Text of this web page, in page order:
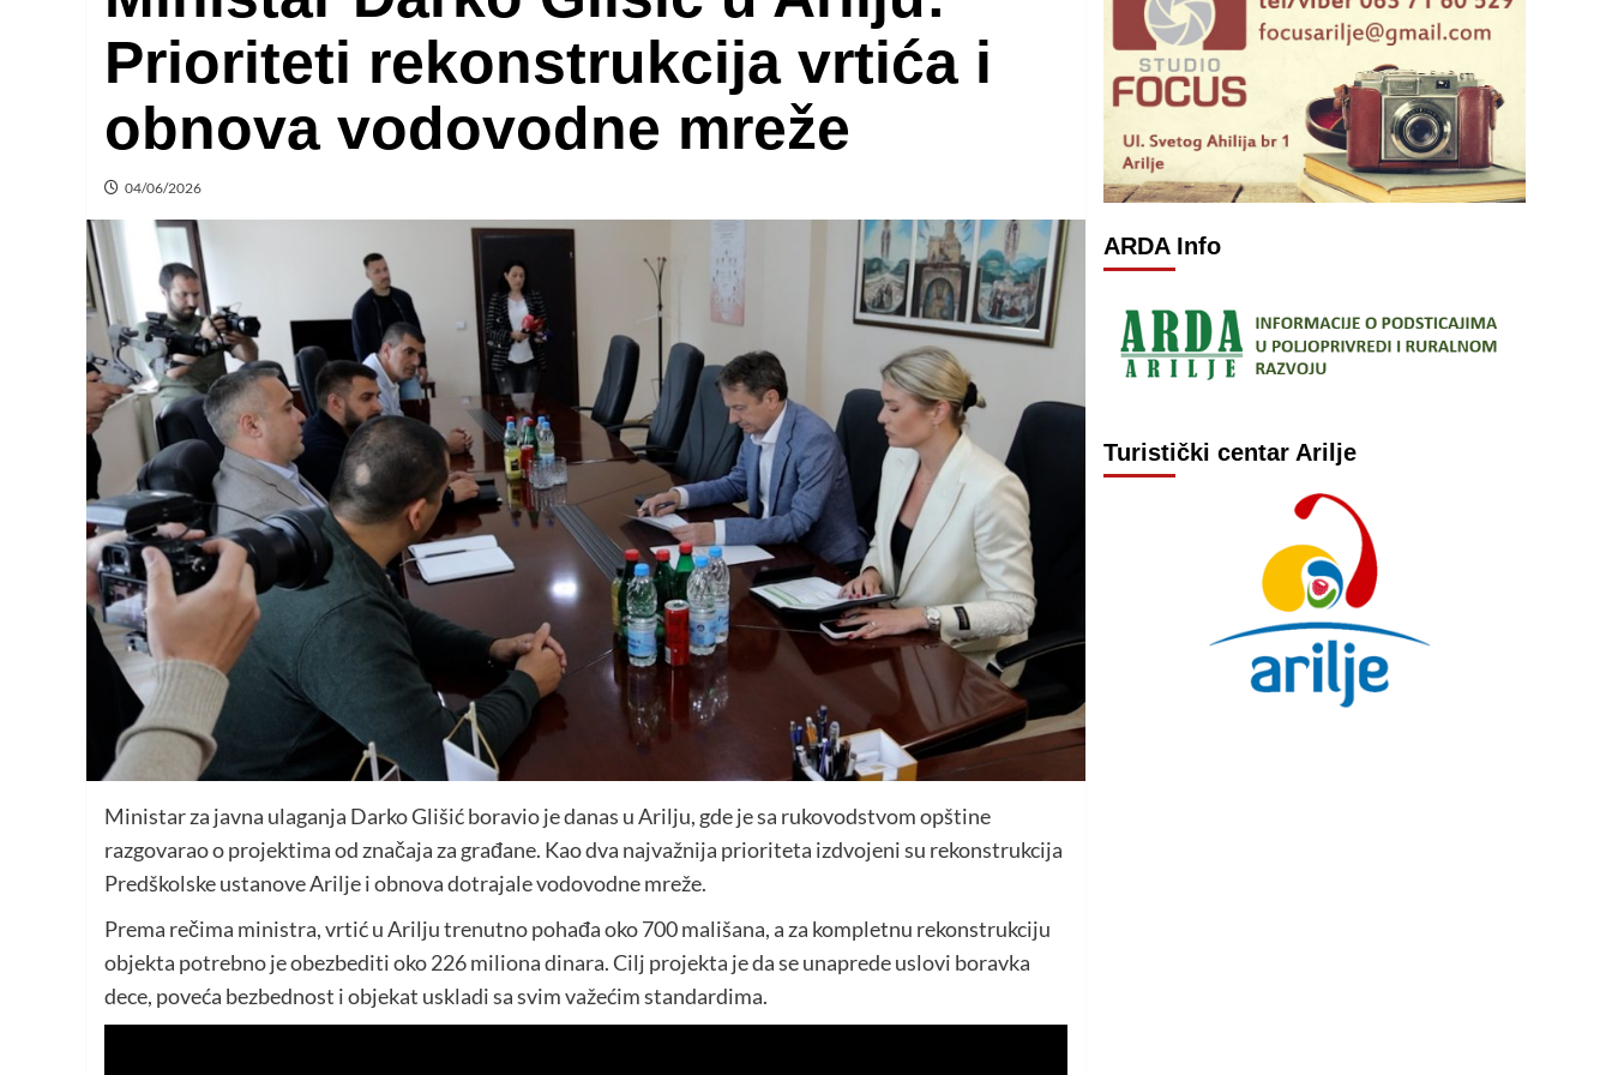
Prioriteti rekonstrukcija vrtića i
obnova vodovodne mreže
04/06/2026
Ministar za javna ulaganja Darko Glišić boravio je danas u Arilju, gde je sa rukovodstvom opštine
razgovarao o projektima od značaja za građane. Kao dva najvažnija prioriteta izdvojeni su rekonstrukcija
Predškolske ustanove Arilje i obnova dotrajale vodovodne mreže.
Prema rečima ministra, vrtić u Arilju trenutno pohađa oko 700 mališana, a za kompletnu rekonstrukciju
objekta potrebno je obezbediti oko 226 miliona dinara. Cilj projekta je da se unaprede uslovi boravka
dece, poveća bezbednost i objekat uskladi sa svim važećim standardima.
ARDA Info
Turistički centar Arilje